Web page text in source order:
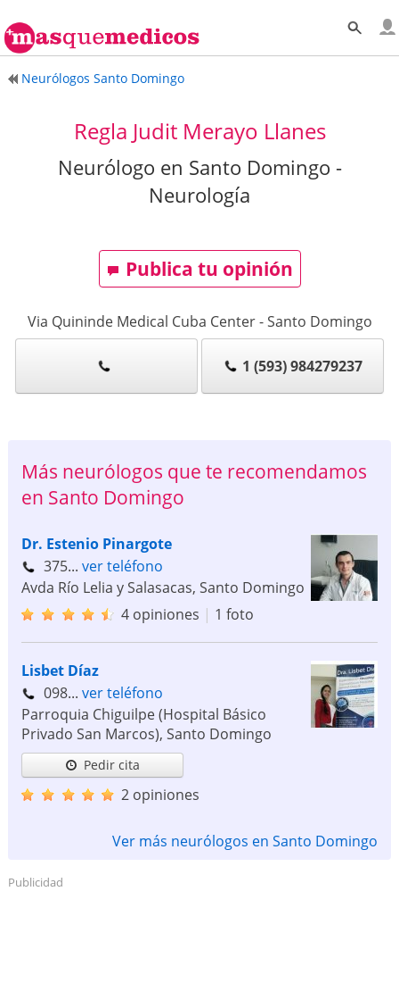
Neurólogos Santo Domingo
Regla Judit Merayo Llanes
Neurólogo en Santo Domingo -
Neurología
Publica tu opinión
Via Quininde Medical Cuba Center-Santo Domingo
1 (593) 984279237
Más neurólogos que te recomendamos
en Santo Domingo
Dr. Estenio Pinargote
375... ver teléfono
Avda Río Lelia y Salasacas, Santo Domingo
4 opiniones | 1 foto
Lisbet Díaz
098... ver teléfono
Parroquia Chiguilpe (Hospital Básico
Privado San Marcos), Santo Domingo
Pedir cita
2 opiniones
Ver más neurólogos en Santo Domingo
Publicidad